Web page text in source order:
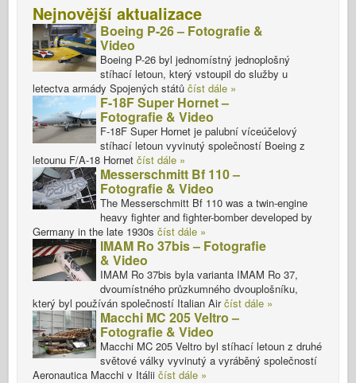
Nejnovější aktualizace
Boeing P-26 – Fotografie &
Video
Boeing P-26 byl jednomístný jednoplošný
stíhací letoun, který vstoupil do služby u
letectva armády Spojených států číst dále »
F-18F Super Hornet –
Fotografie & Video
F-18F Super Hornet je palubní víceúčelový
stíhací letoun vyvinutý společností Boeing z
letounu F/A-18 Hornet číst dále »
Messerschmitt Bf 110 –
Fotografie & Video
The Messerschmitt Bf 110 was a twin-engine
heavy fighter and fighter-bomber developed by
Germany in the late 1930s číst dále »
IMAM Ro 37bis – Fotografie
& Video
IMAM Ro 37bis byla varianta IMAM Ro 37,
dvoumístného průzkumného dvouplošníku,
který byl používán společností Italian Airčíst dále »
Macchi MC 205 Veltro –
Fotografie & Video
Macchi MC 205 Veltro byl stíhací letoun z druhé
světové války vyvinutý a vyráběný společností
Aeronautica Macchi v Itálii číst dále »